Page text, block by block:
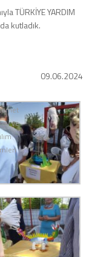
TÜRKİYE YARDIM
kutladık.
09.06.2024
ve